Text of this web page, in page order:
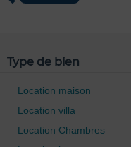
Type de bien
Location maison
Location villa
Location Chambres